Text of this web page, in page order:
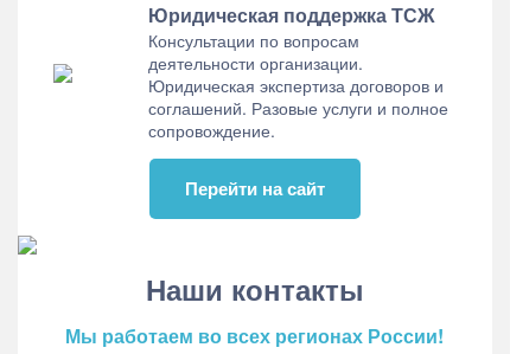
Юридическая поддержка ТСЖ
Консультации по вопросам
деятельности организации.
Юридическая экспертиза договоров и
соглашений. Разовые услуги и полное
сопровождение.
Перейти на сайт
Наши контакты
Мы работаем во всех регионах России!